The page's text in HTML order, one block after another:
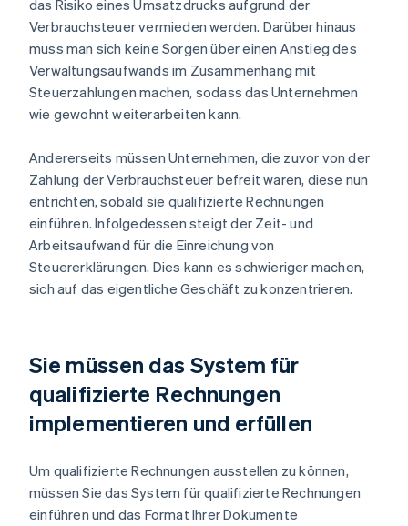
das Risiko eines Umsatzdrucks aufgrund der
Verbrauchsteuer vermieden werden. Darüber hinaus
muss man sich keine Sorgen über einen Anstieg des
Verwaltungsaufwands im Zusammenhang mit
Steuerzahlungen machen, sodass das Unternehmen
wie gewohnt weiterarbeiten kann.
Andererseits müssen Unternehmen, die zuvor von der
Zahlung der Verbrauchsteuer befreit waren, diese nun
entrichten, sobald sie qualifizierte Rechnungen
einführen. Infolgedessen steigt der Zeit- und
Arbeitsaufwand für die Einreichung von
Steuererklärungen. Dies kann es schwieriger machen,
sich auf das eigentliche Geschäft zu konzentrieren.
Sie müssen das System für
qualifizierte Rechnungen
implementieren und erfüllen
Um qualifizierte Rechnungen ausstellen zu können,
müssen Sie das System für qualifizierte Rechnungen
einführen und das Format Ihrer Dokumente